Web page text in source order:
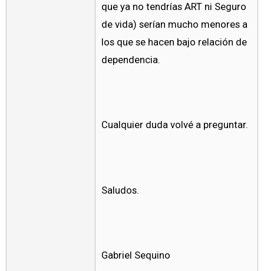
que ya no tendrías ART ni Seguro
de vida) serían mucho menores a
los que se hacen bajo relación de
dependencia.
Cualquier duda volvé a preguntar.
Saludos.
Gabriel Sequino